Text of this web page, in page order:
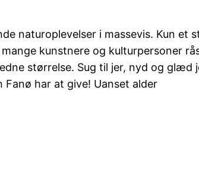
naturoplevelser i massevis. Kun et
kunstnere og kulturpersoner
størrelse. Sug til jer, nyd og
har at give! Uanset alder